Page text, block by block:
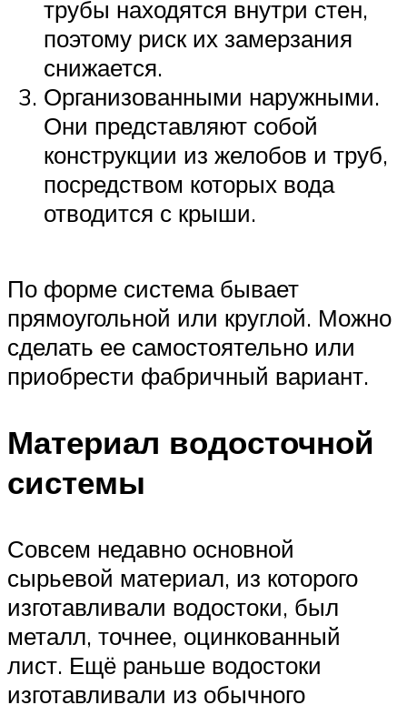
трубы находятся внутри стен,
поэтому риск их замерзания
снижается.
Организованными наружными.
Они представляют собой
конструкции из желобов и труб,
посредством которых вода
отводится с крыши.
По форме система бывает
прямоугольной или круглой. Можно
сделать ее самостоятельно или
приобрести фабричный вариант.
Материал водосточной
системы
Совсем недавно основной
сырьевой материал, из которого
изготавливали водостоки, был
металл, точнее, оцинкованный
лист. Ещё раньше водостоки
изготавливали из обычного